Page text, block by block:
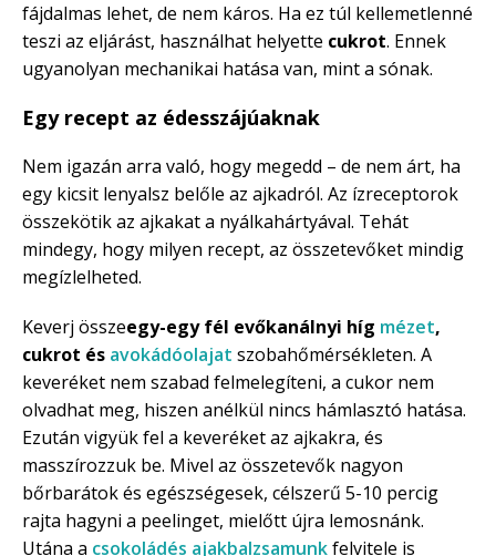
fájdalmas lehet, de nem káros. Ha ez túl kellemetlenné
teszi az eljárást, használhat helyette cukrot. Ennek
ugyanolyan mechanikai hatása van, mint a sónak.
Egy recept az édesszájúaknak
Nem igazán arra való, hogy megedd – de nem árt, ha
egy kicsit lenyalsz belőle az ajkadról. Az ízreceptorok
összekötik az ajkakat a nyálkahártyával. Tehát
mindegy, hogy milyen recept, az összetevőket mindig
megízlelheted.
Keverj összeegy-egy fél evőkanálnyi híg mézet,
cukrot és avokádóolajat szobahőmérsékleten. A
keveréket nem szabad felmelegíteni, a cukor nem
olvadhat meg, hiszen anélkül nincs hámlasztó hatása.
Ezután vigyük fel a keveréket az ajkakra, és
masszírozzuk be. Mivel az összetevők nagyon
bőrbarátok és egészségesek, célszerű 5-10 percig
rajta hagyni a peelinget, mielőtt újra lemosnánk.
Utána a csokoládés ajakbalzsamunkfelvitele is